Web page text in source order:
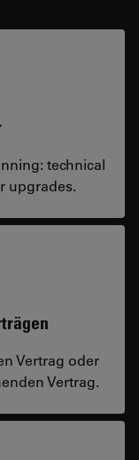
technical
upgrades.
Vertrag oder
Vertrag.